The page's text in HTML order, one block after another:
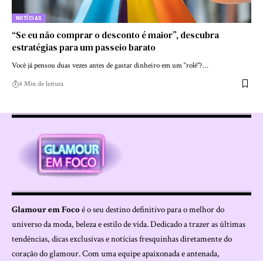
NOTÍCIAS
“Se eu não comprar o desconto é maior”, descubra
estratégias para um passeio barato
Você já pensou duas vezes antes de gastar dinheiro em um “rolê"?…
4 Min de leitura
Glamour em Focoé o seu destino definitivo para o melhor do
universo da moda, beleza e estilo de vida. Dedicado a trazer as últimas
tendências, dicas exclusivas e notícias fresquinhas diretamente do
coração do glamour. Com uma equipe apaixonada e antenada,